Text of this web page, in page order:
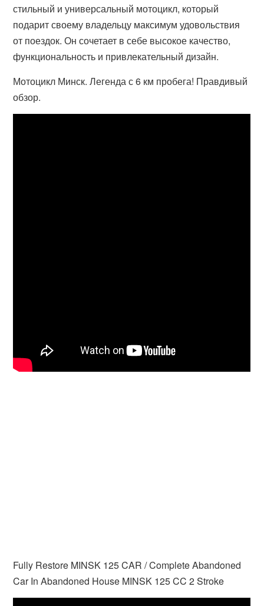
стильный и универсальный мотоцикл, который
подарит своему владельцу максимум удовольствия
от поездок. Он сочетает в себе высокое качество,
функциональность и привлекательный дизайн.
Мотоцикл Минск. Легенда с 6 км пробега! Правдивый
обзор.
Fully Restore MINSK 125 CAR / Complete Abandoned
Car In Abandoned House MINSK 125 CC 2 Stroke